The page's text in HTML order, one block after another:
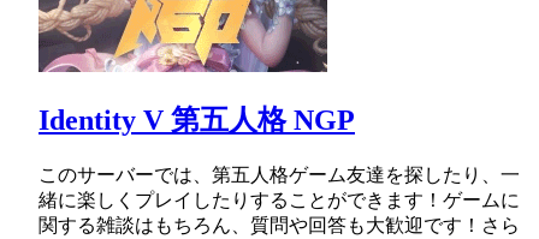
Identity V 第五人格 NGP
このサーバーでは、第五人格ゲーム友達を探したり、一
緒に楽しくプレイしたりすることができます！ゲームに
関する雑談はもちろん、質問や回答も大歓迎です！さら